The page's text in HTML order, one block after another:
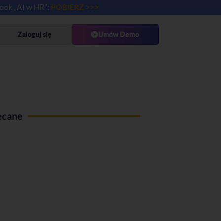
„AI w HR”: POBIERZ >>>
Zaloguj się Umów Demo